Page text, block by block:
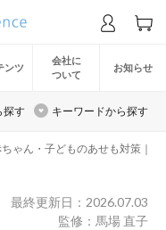
ンツ
会社に
ついて
お知らせ
探す キーワードから探す
ゃん・子どものあせも対策｜
最終更新日：2026.07.03
監修：馬場 直子